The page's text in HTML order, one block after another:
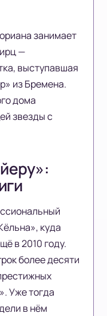
занимает
—
выступавшая
из Бремена.
дома
звезды с
куда
в 2010 году.
более десяти
Уже тогда
в нём